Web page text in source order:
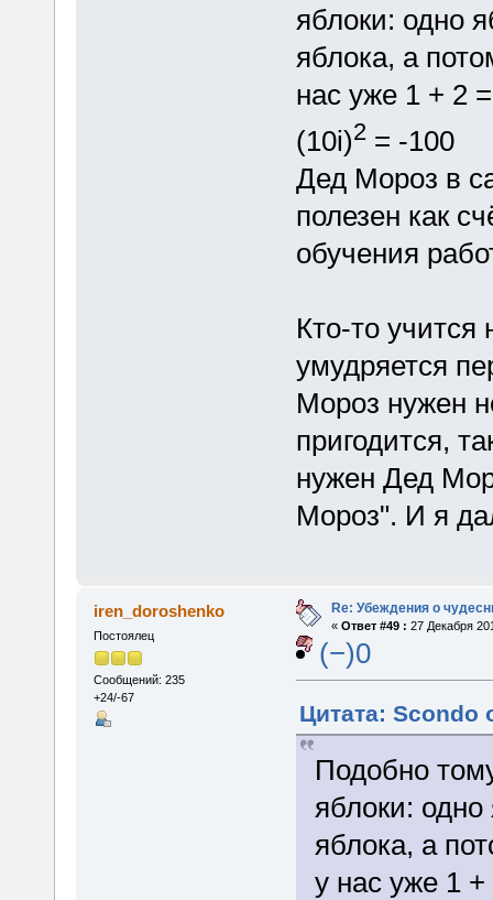
яблоки: одно
яблока, а
нас уже 1 + 2
(10i)2= -100
Дед Мороз в
полезен как
обучения
Кто-то учится
умудряется
Мороз нужен
пригодится,
нужен Дед
Мороз". И я
iren_doroshenko
Постоялец
Сообщений: 235
+24/-67
Re: Убеждения о
« Ответ #49 : 27 Декабря
(−)0
Цитата: Scondo
Подобно
яблоки:
яблока, а
у нас уже 1